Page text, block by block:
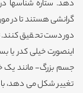
دهد. ستاره شناسها
گرانشی هستند تا در
دوردست تحقیق کنند.
اینصورت خیلی کدر یا
جسم بزرگ- مانند یک
تغییر شکل می دهد،